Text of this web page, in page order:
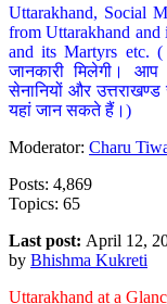
Uttarakhand, Social
from Uttarakhand and
and its Martyrs etc. (
जानकारी मिलेगी। आप
सेनानियों और
यहां जान सकते हैं।)
Moderator: Charu
Posts: 4,869
Topics: 65
Last post: April 12,
by Bhishma Kukreti
Uttarakhand at a